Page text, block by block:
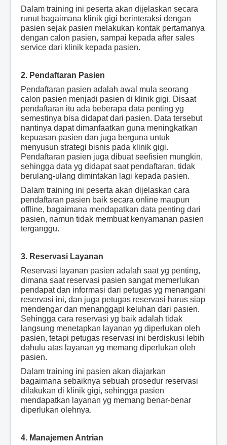
Dalam training ini peserta akan dijelaskan secara
runut bagaimana klinik gigi berinteraksi dengan
pasien sejak pasien melakukan kontak pertamanya
dengan calon pasien, sampai kepada after sales
service dari klinik kepada pasien.
2. Pendaftaran Pasien
Pendaftaran pasien adalah awal mula seorang
calon pasien menjadi pasien di klinik gigi. Disaat
pendaftaran itu ada beberapa data penting yg
semestinya bisa didapat dari pasien. Data tersebut
nantinya dapat dimanfaatkan guna meningkatkan
kepuasan pasien dan juga berguna untuk
menyusun strategi bisnis pada klinik gigi.
Pendaftaran pasien juga dibuat seefisien mungkin,
sehingga data yg didapat saat pendaftaran, tidak
berulang-ulang dimintakan lagi kepada pasien.
Dalam training ini peserta akan dijelaskan cara
pendaftaran pasien baik secara online maupun
offline, bagaimana mendapatkan data penting dari
pasien, namun tidak membuat kenyamanan pasien
terganggu.
3. Reservasi Layanan
Reservasi layanan pasien adalah saat yg penting,
dimana saat reservasi pasien sangat memerlukan
pendapat dan informasi dari petugas yg menangani
reservasi ini, dan juga petugas reservasi harus siap
mendengar dan menanggapi keluhan dari pasien.
Sehingga cara reservasi yg baik adalah tidak
langsung menetapkan layanan yg diperlukan oleh
pasien, tetapi petugas reservasi ini berdiskusi lebih
dahulu atas layanan yg memang diperlukan oleh
pasien.
Dalam training ini pasien akan diajarkan
bagaimana sebaiknya sebuah prosedur reservasi
dilakukan di klinik gigi, sehingga pasien
mendapatkan layanan yg memang benar-benar
diperlukan olehnya.
4. Manajemen Antrian